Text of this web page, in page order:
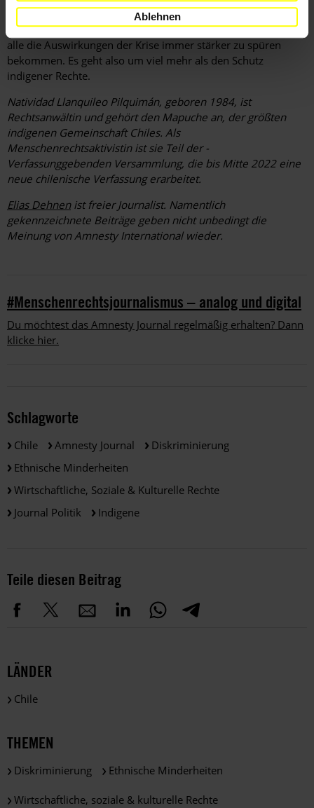
Ablehnen
dass wir uns in einem Klima­notstand befinden. Wenn die
Menschen die Natur weiter ausbeuten wie bisher, werden wir
alle die Auswirkungen der Krise immer stärker zu spüren
bekommen. Es geht also um viel mehr als den Schutz
indigener Rechte.
Natividad Llanquileo ­Pilquimán, geboren 1984, ist
Rechtsanwältin und gehört den Mapuche an, der größten
indigenen Gemeinschaft Chiles. Als
Menschenrechtsaktivistin ist sie Teil der ­
Verfassunggebenden Versammlung, die bis Mitte 2022 eine
neue chilenische Verfassung erarbeitet.
Elias Dehnenist freier Journalist. Namentlich
gekennzeichnete Beiträge geben nicht unbedingt die
Meinung von Amnesty International wieder.
#Menschenrechtsjournalismus – analog und digital
Du möchtest das Amnesty Journal regelmäßig erhalten? Dann
klicke hier.
Schlagworte
Chile Amnesty Journal
Diskriminierung
Ethnische Minderheiten
Wirtschaftliche, Soziale & Kulturelle Rechte
Journal Politik
Indigene
Teile diesen Beitrag
LÄNDER
Chile
THEMEN
Diskriminierung Ethnische Minderheiten
Wirtschaftliche, soziale & kulturelle Rechte